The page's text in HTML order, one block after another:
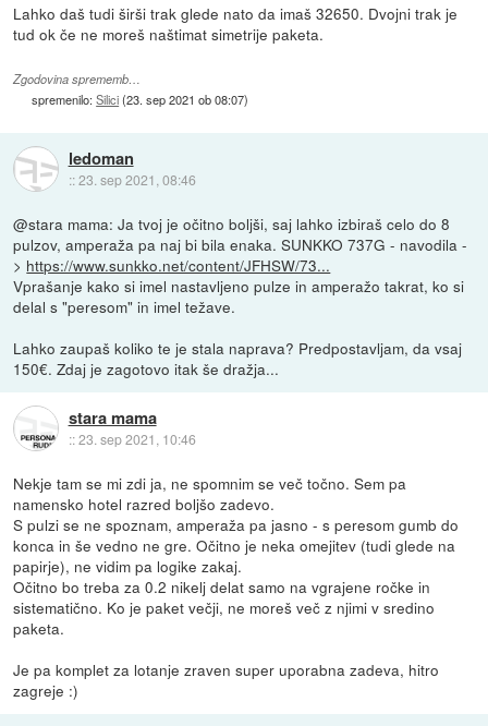
Lahko daš tudi širši trak glede nato da imaš 32650. Dvojni trak je
tud ok če ne moreš naštimat simetrije paketa.
Zgodovina sprememb…
spremenilo:Silici(23. sep 2021 ob 08:07)
ledoman
::23. sep 2021, 08:46
@stara mama: Ja tvoj je očitno boljši, saj lahko izbiraš celo do 8
pulzov, amperaža pa naj bi bila enaka. SUNKKO 737G - navodila -
> https://www.sunkko.net/content/JFHSW/73...
Vprašanje kako si imel nastavljeno pulze in amperažo takrat, ko si
delal s "peresom" in imel težave.
Lahko zaupaš koliko te je stala naprava? Predpostavljam, da vsaj
150€. Zdaj je zagotovo itak še dražja...
stara mama
::23. sep 2021, 10:46
Nekje tam se mi zdi ja, ne spomnim se več točno. Sem pa
namensko hotel razred boljšo zadevo.
S pulzi se ne spoznam, amperaža pa jasno - s peresom gumb do
konca in še vedno ne gre. Očitno je neka omejitev (tudi glede na
papirje), ne vidim pa logike zakaj.
Očitno bo treba za 0.2 nikelj delat samo na vgrajene ročke in
sistematično. Ko je paket večji, ne moreš več z njimi v sredino
paketa.
Je pa komplet za lotanje zraven super uporabna zadeva, hitro
zagreje :)